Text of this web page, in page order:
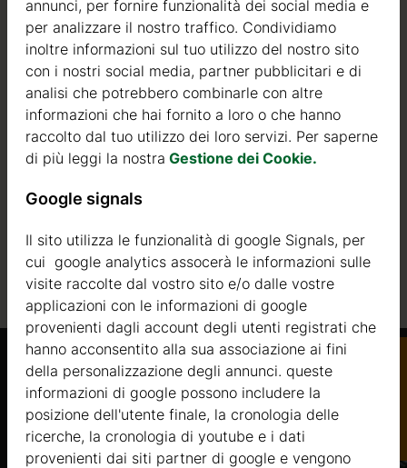
Pareti
Tavole 44 mm
Numero posti auto
1
Metri quadri del
tetto
21
Metri quadri esterni
19
Metri quadri interni
Angolo del tetto
2 gradi
Prodotti Simili
annunci, per fornire funzionalità dei social media e
per analizzare il nostro traffico. Condividiamo
inoltre informazioni sul tuo utilizzo del nostro sito
con i nostri social media, partner pubblicitari e di
analisi che potrebbero combinarle con altre
informazioni che hai fornito a loro o che hanno
raccolto dal tuo utilizzo dei loro servizi. Per saperne
di più leggi la nostra Gestione dei Cookie.
Google signals
Il sito utilizza le funzionalità di google Signals, per
cui google analytics assocerà le informazioni sulle
visite raccolte dal vostro sito e/o dalle vostre
applicazioni con le informazioni di google
provenienti dagli account degli utenti registrati che
hanno acconsentito alla sua associazione ai fini
della personalizzazione degli annunci. queste
informazioni di google possono includere la
posizione dell'utente finale, la cronologia delle
ricerche, la cronologia di youtube e i dati
provenienti dai siti partner di google e vengono